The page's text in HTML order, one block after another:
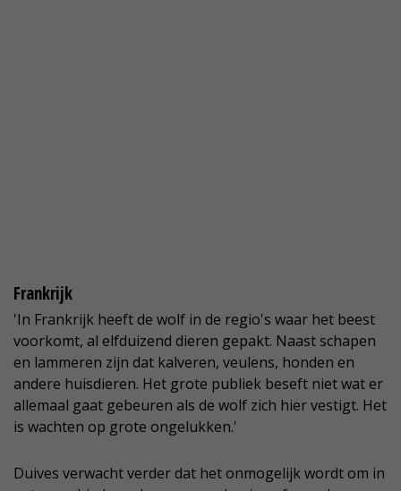
Frankrijk
'In Frankrijk heeft de wolf in de regio's waar het beest
voorkomt, al elfduizend dieren gepakt. Naast schapen
en lammeren zijn dat kalveren, veulens, honden en
andere huisdieren. Het grote publiek beseft niet wat er
allemaal gaat gebeuren als de wolf zich hier vestigt. Het
is wachten op grote ongelukken.'
Duives verwacht verder dat het onmogelijk wordt om in